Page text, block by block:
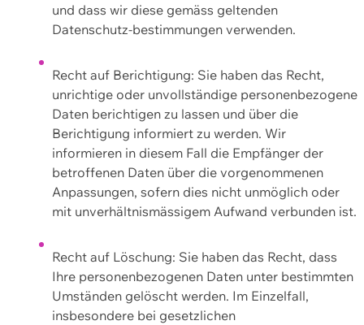
und dass wir diese gemäss geltenden
Datenschutz-bestimmungen verwenden.
Recht auf Berichtigung: Sie haben das Recht,
unrichtige oder unvollständige personenbezogene
Daten berichtigen zu lassen und über die
Berichtigung informiert zu werden. Wir
informieren in diesem Fall die Empfänger der
betroffenen Daten über die vorgenommenen
Anpassungen, sofern dies nicht unmöglich oder
mit unverhältnismässigem Aufwand verbunden ist.
Recht auf Löschung: Sie haben das Recht, dass
Ihre personenbezogenen Daten unter bestimmten
Umständen gelöscht werden. Im Einzelfall,
insbesondere bei gesetzlichen